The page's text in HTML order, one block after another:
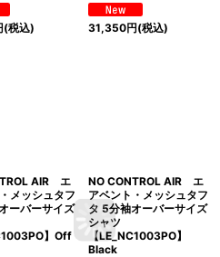
(税込) 31,350円(税込)
AIR エ
メッシュタフ
ーバーサイズ
】Off
NO CONTROL AIR エ
アベント・メッシュタフ
タ 5分袖オーバーサイズ
シャツ
【LE_NC1003PO】
Black